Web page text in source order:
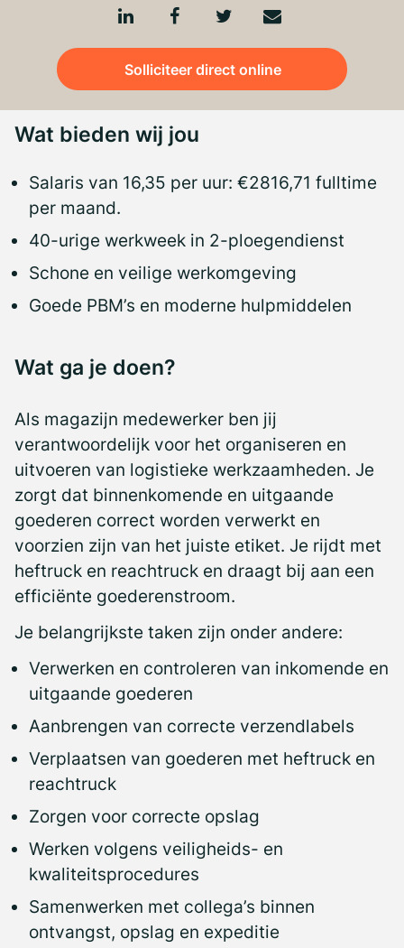
Solliciteer direct online
Wat bieden wij jou
Salaris van 16,35 per uur: €2816,71 fulltime
per maand.
40-urige werkweek in 2-ploegendienst
Schone en veilige werkomgeving
Goede PBM’s en moderne hulpmiddelen
Wat ga je doen?
Als magazijn medewerker ben jij
verantwoordelijk voor het organiseren en
uitvoeren van logistieke werkzaamheden. Je
zorgt dat binnenkomende en uitgaande
goederen correct worden verwerkt en
voorzien zijn van het juiste etiket. Je rijdt met
heftruck en reachtruck en draagt bij aan een
efficiënte goederenstroom.
Je belangrijkste taken zijn onder andere:
Verwerken en controleren van inkomende en
uitgaande goederen
Aanbrengen van correcte verzendlabels
Verplaatsen van goederen met heftruck en
reachtruck
Zorgen voor correcte opslag
Werken volgens veiligheids- en
kwaliteitsprocedures
Samenwerken met collega’s binnen
ontvangst, opslag en expeditie